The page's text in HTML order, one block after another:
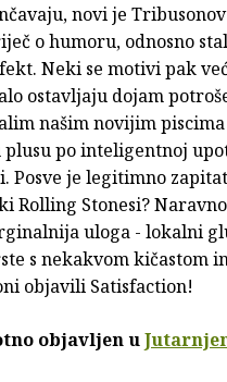
novi je
o humoru, odnosno
Neki se motivi pak
ostavljaju dojam
našim novijim
po inteligentnoj
Posve je legitimno
Rolling Stonesi?
uloga - lokalni
s nekakvom kičastom
objavili Satisfaction!
objavljen u